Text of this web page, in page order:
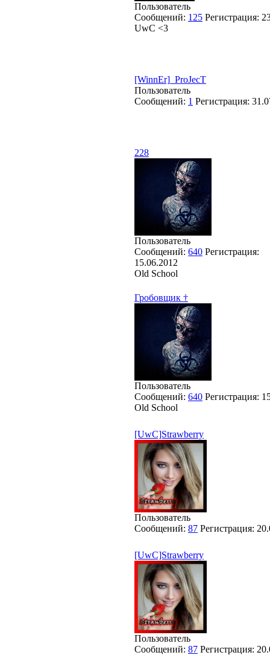
Пользователь
Сообщений: 125 Регистрация:
UwC <3
[WinnEr]_ProJecT
Пользователь
Сообщений: 1 Регистрация:
228
Пользователь
Сообщений: 640 Регистрация:
15.06.2012
Old School
Гробовщик †
Пользователь
Сообщений: 640 Регистрация:
Old School
[UwC]Strawberry
Пользователь
Сообщений: 87 Регистрация:
[UwC]Strawberry
Пользователь
Сообщений: 87 Регистрация: